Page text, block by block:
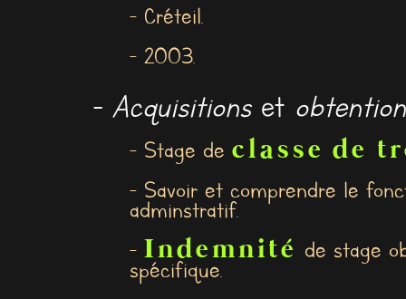
- Créteil.
- 2003.
- Acquisitionset
- Stage de classe de
- Savoir et comprendre le
adminstratif.
- Indemnité de stage
spécifique.